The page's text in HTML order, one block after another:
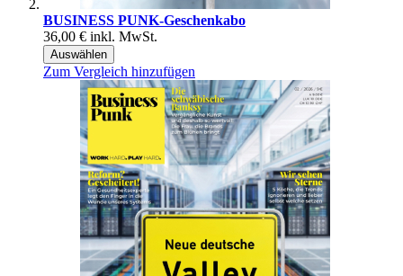
BUSINESS PUNK-Geschenkabo
36,00 € inkl. MwSt.
Auswählen
Zum Vergleich hinzufügen